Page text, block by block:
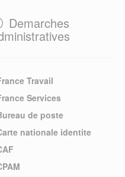
Demarches
Travail
Services
de poste
nationale identite